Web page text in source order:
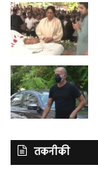
तकनीकी